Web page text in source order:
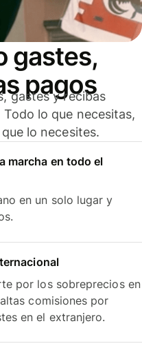
gastes,
pagos
gastes y recibas
lo que necesitas,
lo necesites.
marcha en todo el
en un solo lugar y
por los sobreprecios en
comisiones por
en el extranjero.